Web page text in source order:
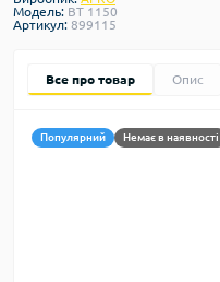
Модель: ВТ 1150
Артикул: 899115
Все про товар Опис
Популярний Немає в наявності